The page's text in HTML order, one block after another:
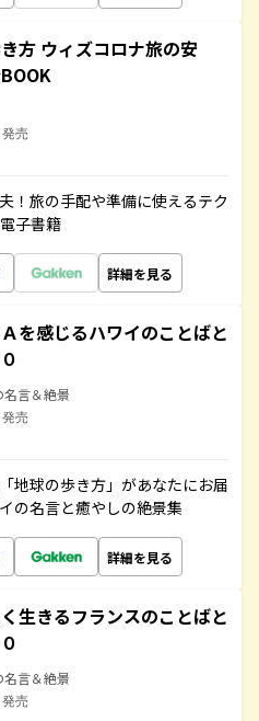
方 ウィズコロナ旅の安
売
！旅の手配や準備に使えるテク
子書籍
詳細を見る
を感じるハワイのことばと
名言＆絶景
売
地球の歩き方」があなたにお届
の名言と癒やしの絶景集
詳細を見る
生きるフランスのことばと
名言＆絶景
売